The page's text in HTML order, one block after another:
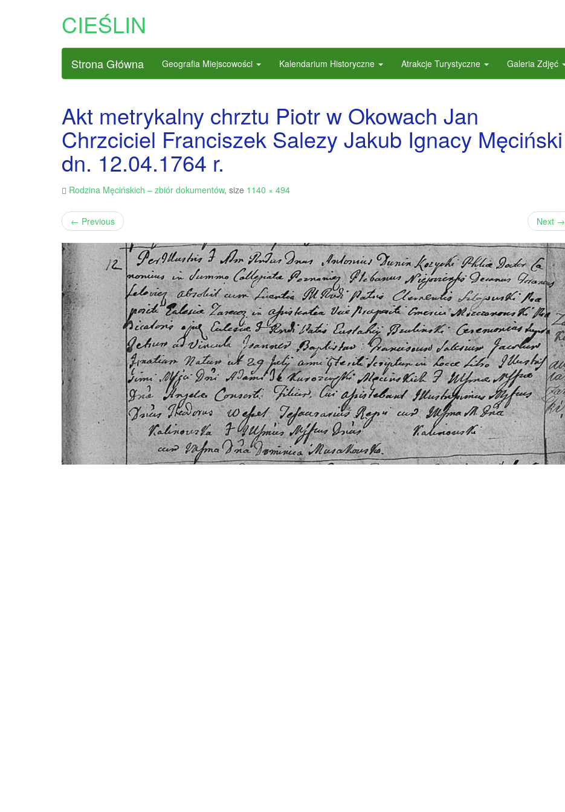
CIEŚLIN
Strona Główna Geografia Miejscowości Kalendarium Historyczne Atrakcje Turystyczne Galeria Zdjęć
Akt metrykalny chrztu Piotr w Okowach Jan
Chrzciciel Franciszek Salezy Jakub Ignacy Męciński
dn. 12.04.1764 r.
Rodzina Męcińskich – zbiór dokumentów, size 1140 × 494
← Previous Next →